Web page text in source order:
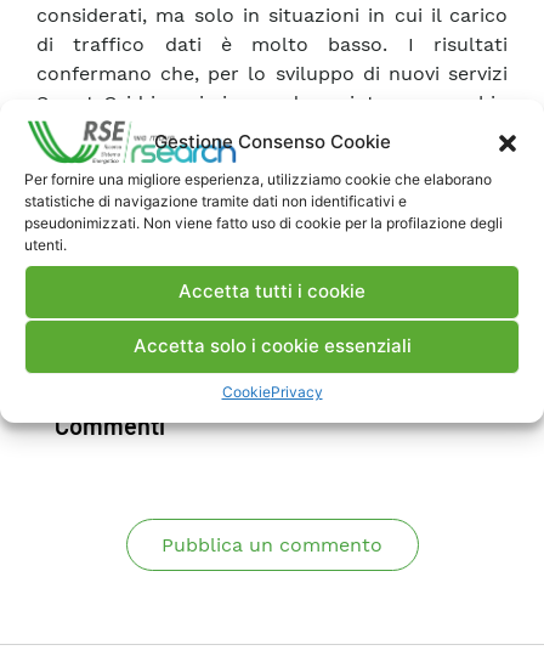
Gestione Consenso Cookie
Per fornire una migliore esperienza, utilizziamo cookie che elaborano
statistiche di navigazione tramite dati non identificativi e
pseudonimizzati. Non viene fatto uso di cookie per la profilazione degli
utenti.
Accetta tutti i cookie
Accetta solo i cookie essenziali
CookiePrivacy
considerati, ma solo in situazioni in cui il carico
di traffico dati è molto basso. I risultati
confermano che, per lo sviluppo di nuovi servizi
Smart Grid in cui si prevede un intenso scambio
dati, la tecnologia LTE tradizionale dovrà essere
opportunamente adattata. Tali valutazioni
permettono di individuare quali siano i requisiti di
cui è necessario tener conto per sviluppare una
rete cellulare in grado di supportare il crescente
traffico dati prodotto dalle applicazioni M2M.
Scarica Rapporto
Commenti
Pubblica un commento